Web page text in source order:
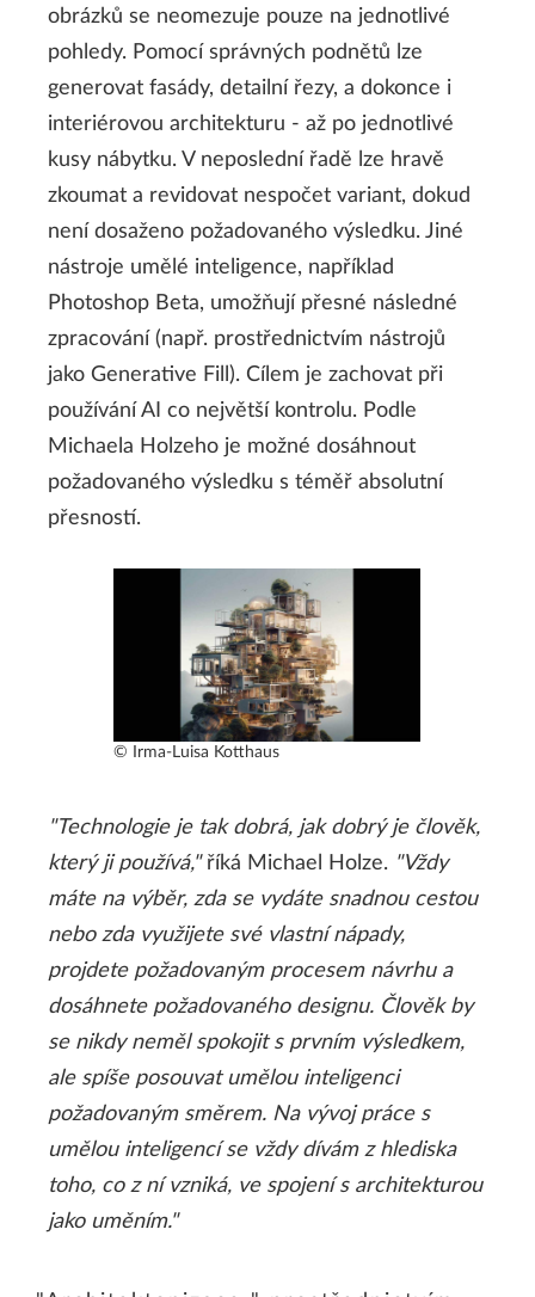
obrázků se neomezuje pouze na jednotlivé
pohledy. Pomocí správných podnětů lze
generovat fasády, detailní řezy, a dokonce i
interiérovou architekturu - až po jednotlivé
kusy nábytku. V neposlední řadě lze hravě
zkoumat a revidovat nespočet variant, dokud
není dosaženo požadovaného výsledku. Jiné
nástroje umělé inteligence, například
Photoshop Beta, umožňují přesné následné
zpracování (např. prostřednictvím nástrojů
jako Generative Fill). Cílem je zachovat při
používání AI co největší kontrolu. Podle
Michaela Holzeho je možné dosáhnout
požadovaného výsledku s téměř absolutní
přesností.
© Irma-Luisa Kotthaus
"Technologie je tak dobrá, jak dobrý je člověk,
který ji používá," říká Michael Holze. "Vždy
máte na výběr, zda se vydáte snadnou cestou
nebo zda využijete své vlastní nápady,
projdete požadovaným procesem návrhu a
dosáhnete požadovaného designu. Člověk by
se nikdy neměl spokojit s prvním výsledkem,
ale spíše posouvat umělou inteligenci
požadovaným směrem. Na vývoj práce s
umělou inteligencí se vždy dívám z hlediska
toho, co z ní vzniká, ve spojení s architekturou
jako uměním."